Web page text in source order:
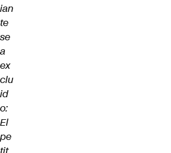
ian
te
se
a
ex
clu
id
o:
El
pe